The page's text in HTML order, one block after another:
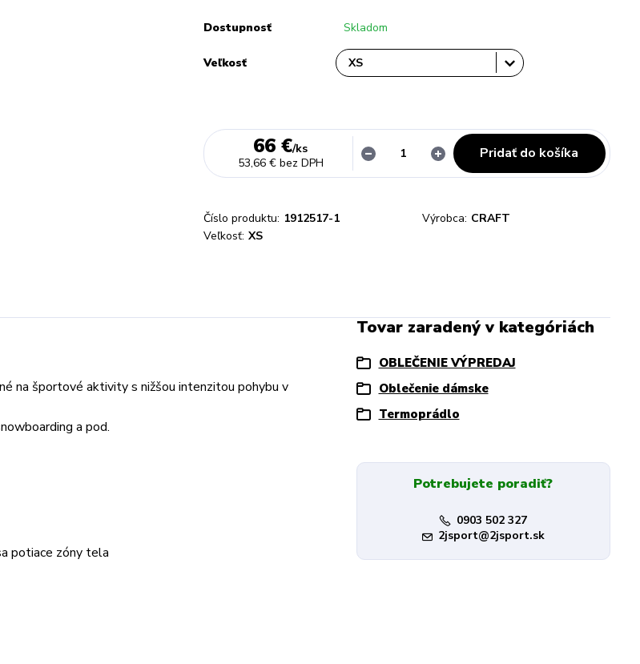
Dostupnosť Skladom
Veľkosť
66 €/ks
53,66 € bez DPH
Pridať do košíka
Číslo produktu: 1912517-1 Výrobca: CRAFT
Veľkosť: XS
na športové aktivity s nižšou intenzitou pohybu v
a pod.
potiace zóny tela
Tovar zaradený v kategóriách
OBLEČENIE VÝPREDAJ
Oblečenie dámske
Termoprádlo
Potrebujete poradiť?
0903 502 327
2jsport@2jsport.sk